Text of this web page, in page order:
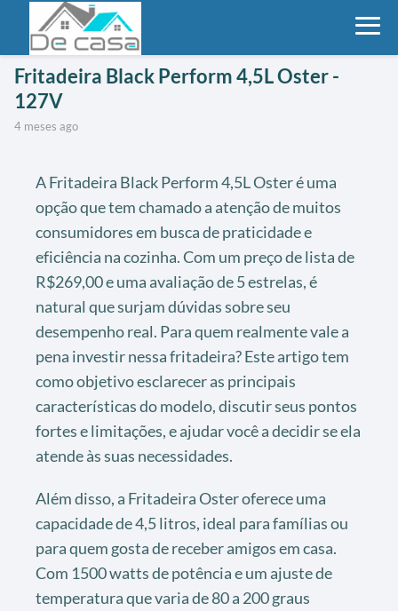
Fritadeira Black Perform 4,5L Oster -
127V
4 meses ago
A Fritadeira Black Perform 4,5L Oster é uma
opção que tem chamado a atenção de muitos
consumidores em busca de praticidade e
eficiência na cozinha. Com um preço de lista de
R$269,00 e uma avaliação de 5 estrelas, é
natural que surjam dúvidas sobre seu
desempenho real. Para quem realmente vale a
pena investir nessa fritadeira? Este artigo tem
como objetivo esclarecer as principais
características do modelo, discutir seus pontos
fortes e limitações, e ajudar você a decidir se ela
atende às suas necessidades.
Além disso, a Fritadeira Oster oferece uma
capacidade de 4,5 litros, ideal para famílias ou
para quem gosta de receber amigos em casa.
Com 1500 watts de potência e um ajuste de
temperatura que varia de 80 a 200 graus